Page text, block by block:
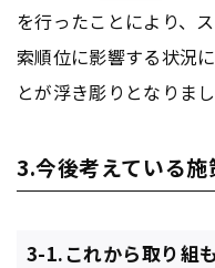
を行ったことにより、
索順位に影響する状況
とが浮き彫りとなりまし
3.今後考えている施
3-1.これから取り組